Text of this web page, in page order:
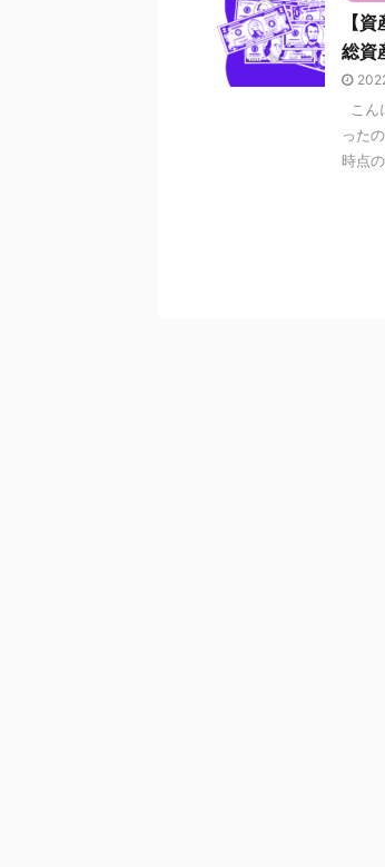
【
総資
こん
った
時点